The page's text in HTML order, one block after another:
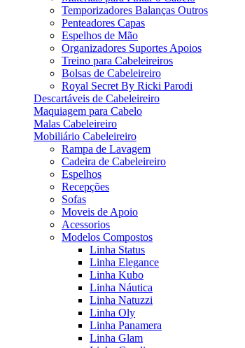
Temporizadores Balanças Outros
Penteadores Capas
Espelhos de Mão
Organizadores Suportes Apoios
Treino para Cabeleireiros
Bolsas de Cabeleireiro
Royal Secret By Ricki Parodi
Descartáveis de Cabeleireiro
Maquiagem para Cabelo
Malas Cabeleireiro
Mobiliário Cabeleireiro
Rampa de Lavagem
Cadeira de Cabeleireiro
Espelhos
Recepções
Sofas
Moveis de Apoio
Acessorios
Modelos Compostos
Linha Status
Linha Elegance
Linha Kubo
Linha Náutica
Linha Natuzzi
Linha Oly
Linha Panamera
Linha Glam